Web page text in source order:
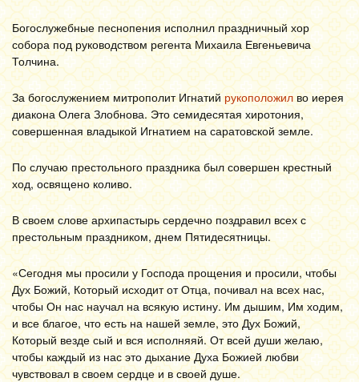
Богослужебные песнопения исполнил праздничный хор
собора под руководством регента Михаила Евгеньевича
Толчина.
За богослужением митрополит Игнатий рукоположил во иерея
диакона Олега Злобнова. Это семидесятая хиротония,
совершенная владыкой Игнатием на саратовской земле.
По случаю престольного праздника был совершен крестный
ход, освящено коливо.
В своем слове архипастырь сердечно поздравил всех с
престольным праздником, днем Пятидесятницы.
«Сегодня мы просили у Господа прощения и просили, чтобы
Дух Божий, Который исходит от Отца, почивал на всех нас,
чтобы Он нас научал на всякую истину. Им дышим, Им ходим,
и все благое, что есть на нашей земле, это Дух Божий,
Который везде сый и вся исполняяй. От всей души желаю,
чтобы каждый из нас это дыхание Духа Божией любви
чувствовал в своем сердце и в своей душе.